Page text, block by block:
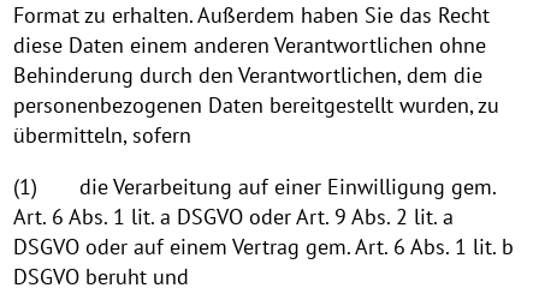
Format zu erhalten. Außerdem haben Sie das Recht
diese Daten einem anderen Verantwortlichen ohne
Behinderung durch den Verantwortlichen, dem die
personenbezogenen Daten bereitgestellt wurden, zu
übermitteln, sofern
(1) die Verarbeitung auf einer Einwilligung gem.
Art. 6 Abs. 1 lit. a DSGVO oder Art. 9 Abs. 2 lit. a
DSGVO oder auf einem Vertrag gem. Art. 6 Abs. 1 lit. b
DSGVO beruht und